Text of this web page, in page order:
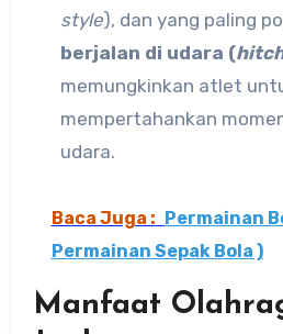
style), dan yang paling
berjalan di udara (
memungkinkan atlet
mempertahankan
udara.
Baca Juga : Permainan
Permainan Sepak Bola )
Manfaat